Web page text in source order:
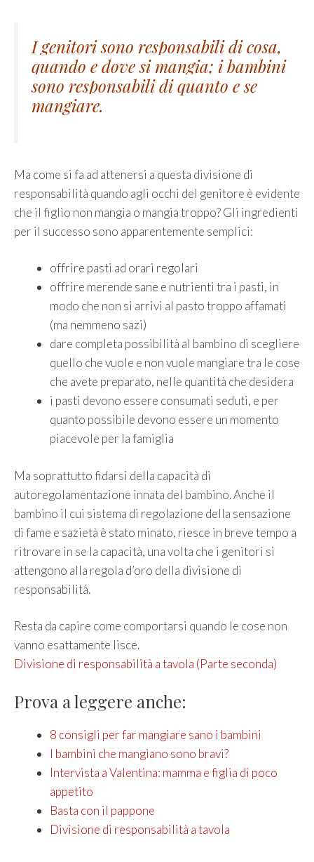
I genitori sono responsabili di cosa,
quando e dove si mangia; i bambini
sono responsabili di quanto e se
mangiare.
Ma come si fa ad attenersi a questa divisione di
responsabilità quando agli occhi del genitore è evidente
che il figlio non mangia o mangia troppo? Gli ingredienti
per il successo sono apparentemente semplici:
offrire pasti ad orari regolari
offrire merende sane e nutrienti tra i pasti, in
modo che non si arrivi al pasto troppo affamati
(ma nemmeno sazi)
dare completa possibilità al bambino di scegliere
quello che vuole e non vuole mangiare tra le cose
che avete preparato, nelle quantità che desidera
i pasti devono essere consumati seduti, e per
quanto possibile devono essere un momento
piacevole per la famiglia
Ma soprattutto fidarsi della capacità di
autoregolamentazione innata del bambino. Anche il
bambino il cui sistema di regolazione della sensazione
di fame e sazietà è stato minato, riesce in breve tempo a
ritrovare in se la capacità, una volta che i genitori si
attengono alla regola d’oro della divisione di
responsabilità.
Resta da capire come comportarsi quando le cose non
vanno esattamente lisce.
Divisione di responsabilità a tavola (Parte seconda)
Prova a leggere anche:
8 consigli per far mangiare sano i bambini
I bambini che mangiano sono bravi?
Intervista a Valentina: mamma e figlia di poco
appetito
Basta con il pappone
Divisione di responsabilità a tavola